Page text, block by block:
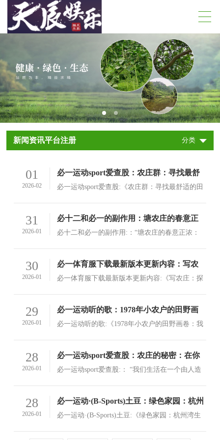
新闻资讯平台注册 分类
01
2026-02
必一运动sport爱查股：农庄群：寻找最舒
适的田园生活体验
必一运动sport爱查股:《农庄群：寻找最舒适的田
31
2026-01
必十二和必一的副作用：塘农庄的春意正
浓：一场生态之旅在心中展开
必十二和必一的副作用:：“塘农庄的春意正浓：
正浓为背景，展现着一幅宁静、和谐的田园风光
查看详情>
30
2026-01
必一体育服下载最新版本更新内容：写农
庄：农业与艺术的融合路径
必一体育服下载最新版本更新内容:《写农庄：探
经难以适应现代社会的需求
29
2026-01
必一运动听的歌：1978年小农户的田野画
卷：我的1978·小农庄
必一运动听的歌:《1978年小农户的田野画卷：我
劳，编织着一个生机勃勃的世界
28
2026-01
必一运动sport爱查股：农庄的秘密：在你
家门口的自然世界
必一运动sport爱查股:： “我们生活在一个由人造
28
2026-01
必一运动·(B-Sports)土豆：绿色家园：杭州
湾生态农庄的美丽故事
必一运动·(B-Sports)土豆:《绿色家园：杭州湾生